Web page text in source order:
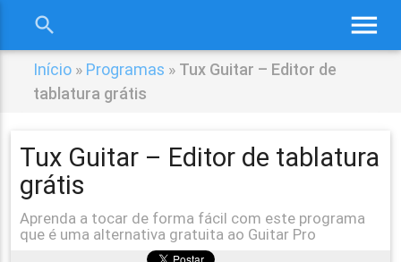
menu
search
Início » Programas » Tux Guitar – Editor de
tablatura grátis
Tux Guitar – Editor de tablatura
grátis
Aprenda a tocar de forma fácil com este programa
que é uma alternativa gratuita ao Guitar Pro